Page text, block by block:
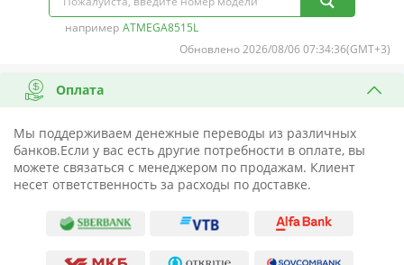
например ATMEGA8515L
Обновлено 2026/08/06 07:34:36(GMT+3)
Оплата
Мы поддерживаем денежные переводы из различных
банков.Если у вас есть другие потребности в оплате, вы
можете связаться с менеджером по продажам. Клиент
несет ответственность за расходы по доставке.